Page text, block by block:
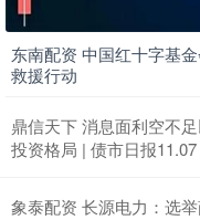
东南配资 中国红十字基
救援行动
鼎信天下 消息面利空不
投资格局 | 债市日报11.07
象泰配资 长源电力：选